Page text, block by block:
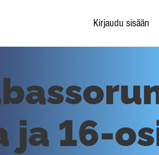
Kirjaudu sisään
ja 16-